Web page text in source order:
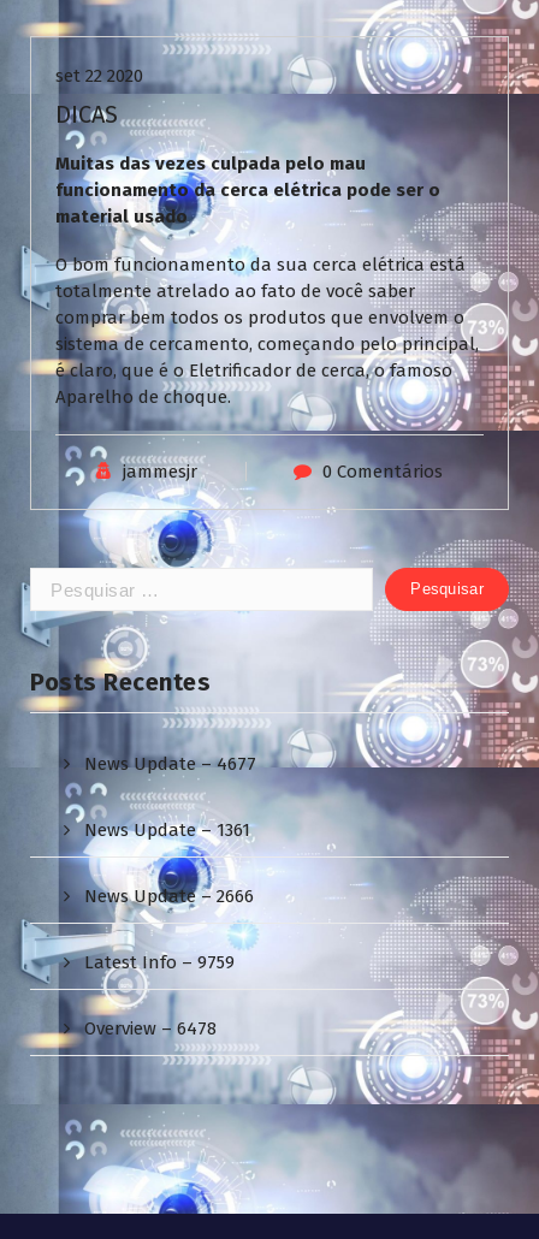
Uncategorized
set 22 2020
DICAS
Muitas das vezes culpada pelo mau
funcionamento da cerca elétrica pode ser o
material usado
O bom funcionamento da sua cerca elétrica está
totalmente atrelado ao fato de você saber
comprar bem todos os produtos que envolvem o
sistema de cercamento, começando pelo principal,
é claro, que é o Eletrificador de cerca, o famoso
Aparelho de choque.
jammesjr 0 Comentários
Pesquisar
por:
Posts Recentes
News Update – 4677
News Update – 1361
News Update – 2666
Latest Info – 9759
Overview – 6478